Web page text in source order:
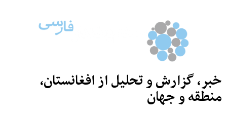
خبر، گزارش و تحلیل از افغانستان،
منطقه و جهان